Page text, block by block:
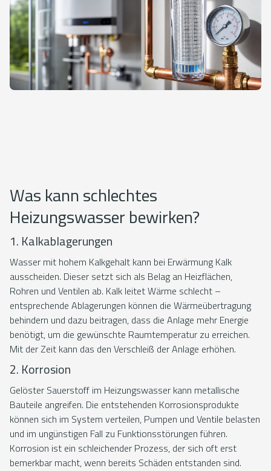
Was kann schlechtes
Heizungswasser bewirken?
1. Kalkablagerungen
Wasser mit hohem Kalkgehalt kann bei Erwärmung Kalk
ausscheiden. Dieser setzt sich als Belag an Heizflächen,
Rohren und Ventilen ab. Kalk leitet Wärme schlecht –
entsprechende Ablagerungen können die Wärmeübertragung
behindern und dazu beitragen, dass die Anlage mehr Energie
benötigt, um die gewünschte Raumtemperatur zu erreichen.
Mit der Zeit kann das den Verschleiß der Anlage erhöhen.
2. Korrosion
Gelöster Sauerstoff im Heizungswasser kann metallische
Bauteile angreifen. Die entstehenden Korrosionsprodukte
können sich im System verteilen, Pumpen und Ventile belasten
und im ungünstigen Fall zu Funktionsstörungen führen.
Korrosion ist ein schleichender Prozess, der sich oft erst
bemerkbar macht, wenn bereits Schäden entstanden sind.